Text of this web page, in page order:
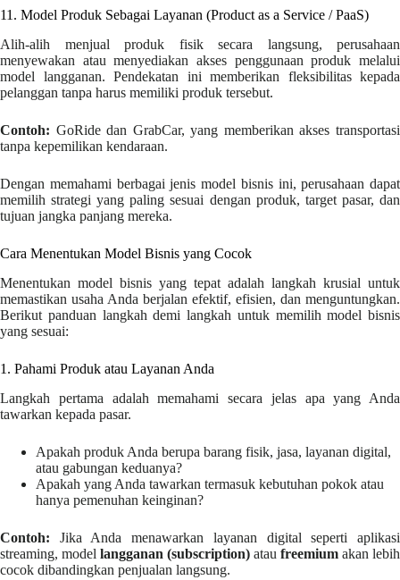
11. Model Produk Sebagai Layanan (Product as a Service / PaaS)
Alih-alih menjual produk fisik secara langsung, perusahaan
menyewakan atau menyediakan akses penggunaan produk melalui
model langganan. Pendekatan ini memberikan fleksibilitas kepada
pelanggan tanpa harus memiliki produk tersebut.
Contoh: GoRide dan GrabCar, yang memberikan akses transportasi
tanpa kepemilikan kendaraan.
Dengan memahami berbagai jenis model bisnis ini, perusahaan dapat
memilih strategi yang paling sesuai dengan produk, target pasar, dan
tujuan jangka panjang mereka.
Cara Menentukan Model Bisnis yang Cocok
Menentukan model bisnis yang tepat adalah langkah krusial untuk
memastikan usaha Anda berjalan efektif, efisien, dan menguntungkan.
Berikut panduan langkah demi langkah untuk memilih model bisnis
yang sesuai:
1. Pahami Produk atau Layanan Anda
Langkah pertama adalah memahami secara jelas apa yang Anda
tawarkan kepada pasar.
Apakah produk Anda berupa barang fisik, jasa, layanan digital,
atau gabungan keduanya?
Apakah yang Anda tawarkan termasuk kebutuhan pokok atau
hanya pemenuhan keinginan?
Contoh: Jika Anda menawarkan layanan digital seperti aplikasi
streaming, model langganan (subscription) atau freemium akan lebih
cocok dibandingkan penjualan langsung.